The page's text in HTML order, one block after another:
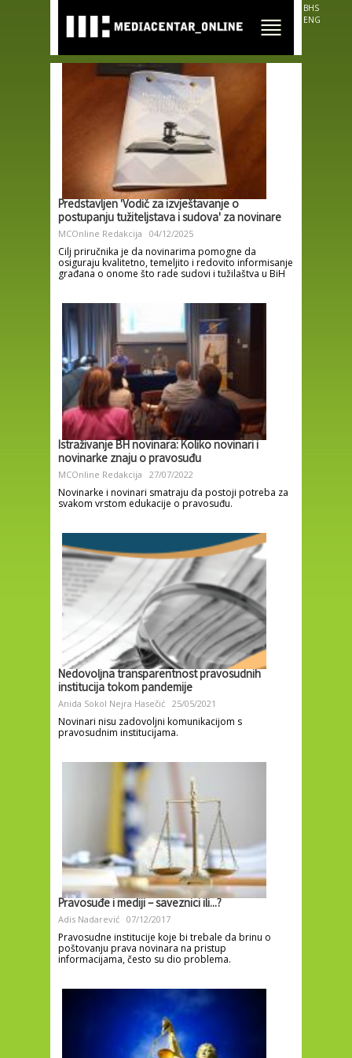
main
content
BHS
ENG
Predstavljen 'Vodič za izvještavanje o
postupanju tužiteljstava i sudova' za novinare
MCOnline Redakcija 04/12/2025
Cilj priručnika je da novinarima pomogne da
osiguraju kvalitetno, temeljito i redovito informisanje
građana o onome što rade sudovi i tužilaštva u BiH
Istraživanje BH novinara: Koliko novinari i
novinarke znaju o pravosuđu
MCOnline Redakcija 27/07/2022
Novinarke i novinari smatraju da postoji potreba za
svakom vrstom edukacije o pravosuđu.
Nedovoljna transparentnost pravosudnih
institucija tokom pandemije
Anida Sokol Nejra Hasečić 25/05/2021
Novinari nisu zadovoljni komunikacijom s
pravosudnim institucijama.
Pravosuđe i mediji – saveznici ili...?
Adis Nadarević 07/12/2017
Pravosudne institucije koje bi trebale da brinu o
poštovanju prava novinara na pristup
informacijama, često su dio problema.